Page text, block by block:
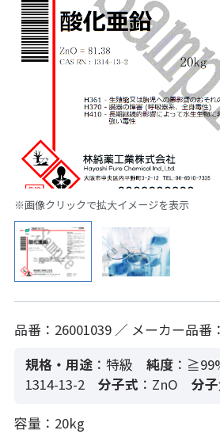
※画像クリックで拡大イメージを表示
品番：26001039 ／ メーカー品番
規格・用途 ：特級 純度：
1314-13-2
分子式 ：ZnO 分
容量：20kg